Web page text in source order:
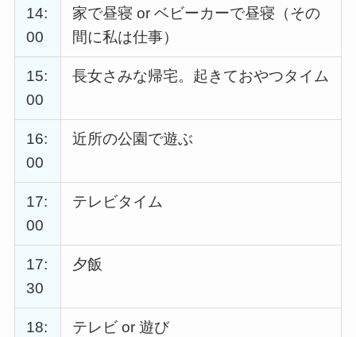
14:
00
家で昼寝 or ベビーカーで昼寝（その
間に私は仕事）
15:
00
長女さみな帰宅。起きておやつタイム
16:
00
近所の公園で遊ぶ
17:
00
テレビタイム
17:
30
夕飯
18:
テレビ or 遊び